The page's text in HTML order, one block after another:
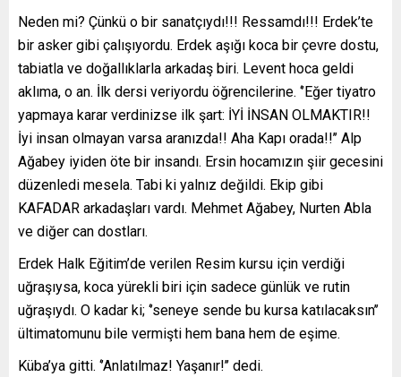
Neden mi? Çünkü o bir sanatçıydı!!! Ressamdı!!! Erdek’te
bir asker gibi çalışıyordu. Erdek aşığı koca bir çevre dostu,
tabiatla ve doğallıklarla arkadaş biri. Levent hoca geldi
aklıma, o an. İlk dersi veriyordu öğrencilerine. ‘’Eğer tiyatro
yapmaya karar verdinizse ilk şart: İYİ İNSAN OLMAKTIR!!
İyi insan olmayan varsa aranızda!! Aha Kapı orada!!’’ Alp
Ağabey iyiden öte bir insandı. Ersin hocamızın şiir gecesini
düzenledi mesela. Tabi ki yalnız değildi. Ekip gibi
KAFADAR arkadaşları vardı. Mehmet Ağabey, Nurten Abla
ve diğer can dostları.
Erdek Halk Eğitim’de verilen Resim kursu için verdiği
uğraşıysa, koca yürekli biri için sadece günlük ve rutin
uğraşıydı. O kadar ki; ‘’seneye sende bu kursa katılacaksın’’
ültimatomunu bile vermişti hem bana hem de eşime.
Küba’ya gitti. ‘’Anlatılmaz! Yaşanır!’’ dedi.